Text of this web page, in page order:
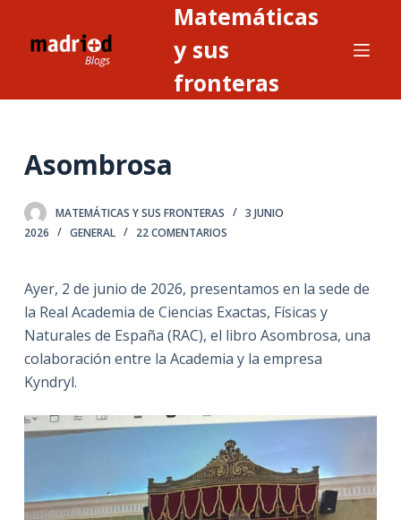
o
e
n
o
Matemáticas
y sus
fronteras
Asombrosa
MATEMÁTICAS Y SUS FRONTERAS
3 JUNIO
2026
GENERAL 22 COMENTARIOS
Ayer, 2 de junio de 2026, presentamos en la sede de
la Real Academia de Ciencias Exactas, Físicas y
Naturales de España (RAC), el libro Asombrosa, una
colaboración entre la Academia y la empresa
Kyndryl.